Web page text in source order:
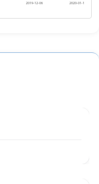
2019-12-06 2020-01-15